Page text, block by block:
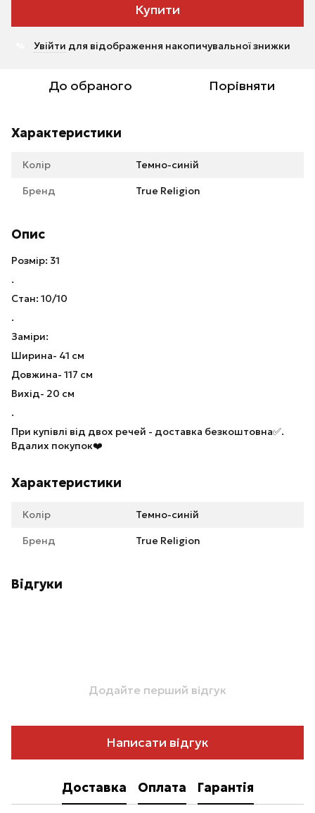
Купити
Увійти для відображення накопичувальної знижки
До обраного Порівняти
Характеристики
Колір Темно-синій
Бренд True Religion
Опис
Розмір: 31
.
Стан: 10/10
.
Заміри:
Ширина- 41 см
Довжина- 117 см
Вихід- 20 см
.
При купівлі від двох речей - доставка безкоштовна✅.
Вдалих покупок❤️
Характеристики
Колір Темно-синій
Бренд True Religion
Відгуки
Додайте перший відгук
Написати відгук
Доставка Оплата Гарантія